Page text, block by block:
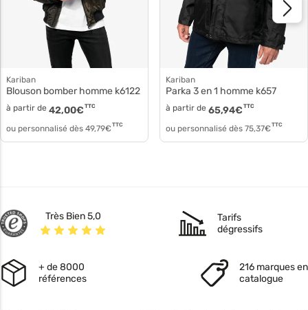
Kariban
Blouson bomber homme k6122
à partir de 42,00€ TTC
ou personnalisé dès 49,79€ TTC
Kariban
Parka 3 en 1 homme k657
à partir de 65,94€ TTC
ou personnalisé dès 75,37€ TTC
Très Bien 5,0
Tarifs
dégressifs
+ de 8000
références
216 marques en
catalogue